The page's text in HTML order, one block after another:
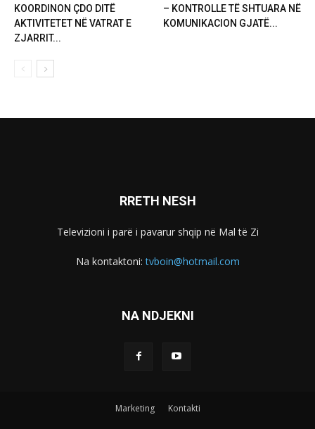
KOORDINON ÇDO DITË
AKTIVITETET NË VATRAT E
ZJARRIT...
– KONTROLLE TË SHTUARA NË
KOMUNIKACION GJATË...
RRETH NESH
Televizioni i parë i pavarur shqip në Mal të Zi
Na kontaktoni:tvboin@hotmail.com
NA NDJEKNI
Marketing Kontakti